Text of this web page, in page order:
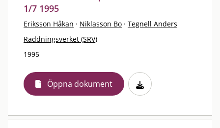
1/7 1995
Eriksson Håkan · Niklasson Bo · Tegnell Anders
Räddningsverket (SRV)
1995
Öppna dokument